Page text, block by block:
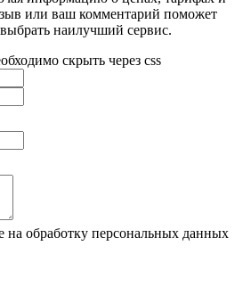
или ваш комментарий поможет
наилучший сервис.
скрыть через css
на обработку персональных данных